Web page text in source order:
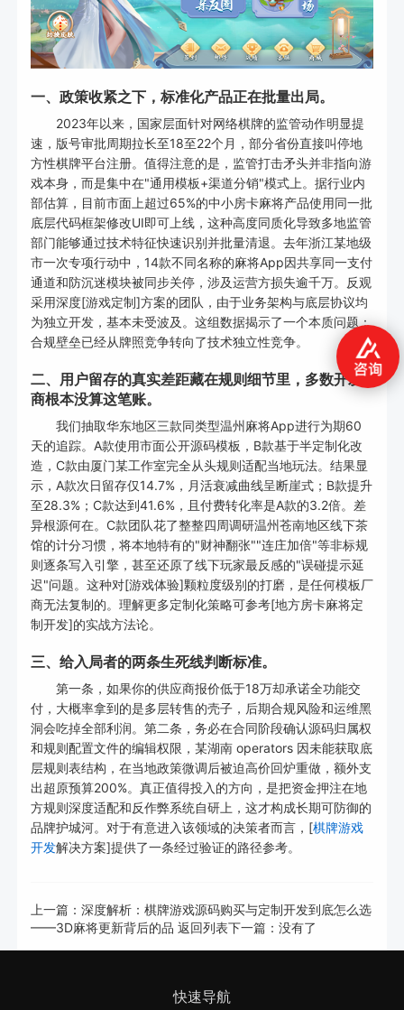
一、政策收紧之下，标准化产品正在批量出局。
2023年以来，国家层面针对网络棋牌的监管动作明显提
速，版号审批周期拉长至18至22个月，部分省份直接叫停地
方性棋牌平台注册。值得注意的是，监管打击矛头并非指向游
戏本身，而是集中在"通用模板+渠道分销"模式上。据行业内
部估算，目前市面上超过65%的中小房卡麻将产品使用同一批
底层代码框架修改UI即可上线，这种高度同质化导致多地监管
部门能够通过技术特征快速识别并批量清退。去年浙江某地级
市一次专项行动中，14款不同名称的麻将App因共享同一支付
通道和防沉迷模块被同步关停，涉及运营方损失逾千万。反观
采用深度[游戏定制]方案的团队，由于业务架构与底层协议均
为独立开发，基本未受波及。这组数据揭示了一个本质问题：
合规壁垒已经从牌照竞争转向了技术独立性竞争。
二、用户留存的真实差距藏在规则细节里，多数开发
商根本没算这笔账。
我们抽取华东地区三款同类型温州麻将App进行为期60
天的追踪。A款使用市面公开源码模板，B款基于半定制化改
造，C款由厦门某工作室完全从头规则适配当地玩法。结果显
示，A款次日留存仅14.7%，月活衰减曲线呈断崖式；B款提升
至28.3%；C款达到41.6%，且付费转化率是A款的3.2倍。差
异根源何在。C款团队花了整整四周调研温州苍南地区线下茶
馆的计分习惯，将本地特有的"财神翻张""连庄加倍"等非标规
则逐条写入引擎，甚至还原了线下玩家最反感的"误碰提示延
迟"问题。这种对[游戏体验]颗粒度级别的打磨，是任何模板厂
商无法复制的。理解更多定制化策略可参考[地方房卡麻将定
制开发]的实战方法论。
三、给入局者的两条生死线判断标准。
第一条，如果你的供应商报价低于18万却承诺全功能交
付，大概率拿到的是多层转售的壳子，后期合规风险和运维黑
洞会吃掉全部利润。第二条，务必在合同阶段确认源码归属权
和规则配置文件的编辑权限，某湖南 operators 因未能获取底
层规则表结构，在当地政策微调后被迫高价回炉重做，额外支
出超原预算200%。真正值得投入的方向，是把资金押注在地
方规则深度适配和反作弊系统自研上，这才构成长期可防御的
品牌护城河。对于有意进入该领域的决策者而言，[棋牌游戏
开发解决方案]提供了一条经过验证的路径参考。
上一篇： 深度解析：棋牌游戏源码购买与定制开发到底怎么选
——3D麻将更新背后的品 返回列表下一篇：没有了
快速导航